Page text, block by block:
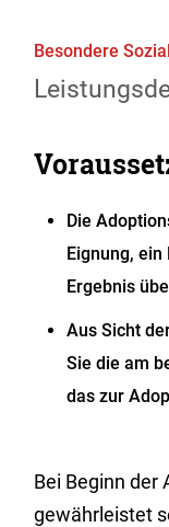
Besondere
Die
Eignung,
Ergebnis
Aus Sicht
Sie die am
das zur
Bei Beginn der
gewährleistet